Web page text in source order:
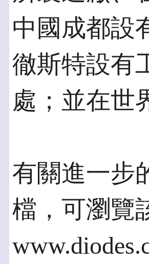
中國成都設
徹斯特設有
處；並在世
有關進一步
檔，可瀏覽